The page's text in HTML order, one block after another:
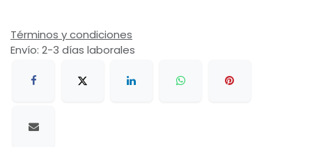
Términos y condiciones
Envío: 2-3 días laborales